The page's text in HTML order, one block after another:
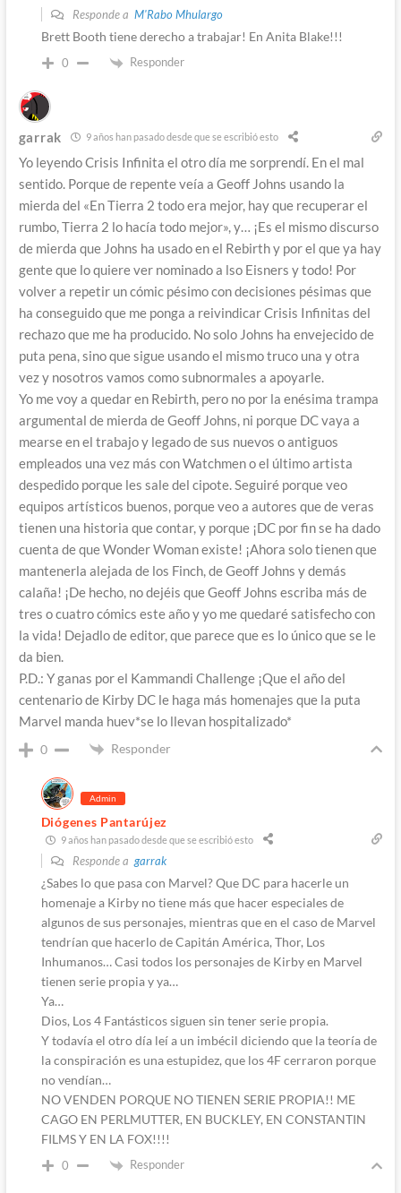
Responde a M'Rabo Mhulargo
Brett Booth tiene derecho a trabajar! En Anita Blake!!!
0 Responder
garrak 9 años han pasado desde que se escribió esto
Yo leyendo Crisis Infinita el otro día me sorprendí. En el mal
sentido. Porque de repente veía a Geoff Johns usando la
mierda del «En Tierra 2 todo era mejor, hay que recuperar el
rumbo, Tierra 2 lo hacía todo mejor», y… ¡Es el mismo discurso
de mierda que Johns ha usado en el Rebirth y por el que ya hay
gente que lo quiere ver nominado a lso Eisners y todo! Por
volver a repetir un cómic pésimo con decisiones pésimas que
ha conseguido que me ponga a reivindicar Crisis Infinitas del
rechazo que me ha producido. No solo Johns ha envejecido de
puta pena, sino que sigue usando el mismo truco una y otra
vez y nosotros vamos como subnormales a apoyarle.
Yo me voy a quedar en Rebirth, pero no por la enésima trampa
argumental de mierda de Geoff Johns, ni porque DC vaya a
mearse en el trabajo y legado de sus nuevos o antiguos
empleados una vez más con Watchmen o el último artista
despedido porque les sale del cipote. Seguiré porque veo
equipos artísticos buenos, porque veo a autores que de veras
tienen una historia que contar, y porque ¡DC por fin se ha dado
cuenta de que Wonder Woman existe! ¡Ahora solo tienen que
mantenerla alejada de los Finch, de Geoff Johns y demás
calaña! ¡De hecho, no dejéis que Geoff Johns escriba más de
tres o cuatro cómics este año y yo me quedaré satisfecho con
la vida! Dejadlo de editor, que parece que es lo único que se le
da bien.
P.D.: Y ganas por el Kammandi Challenge ¡Que el año del
centenario de Kirby DC le haga más homenajes que la puta
Marvel manda huev*se lo llevan hospitalizado*
0 Responder
Admin
Diógenes Pantarújez
9 años han pasado desde que se escribió esto
Responde a garrak
¿Sabes lo que pasa con Marvel? Que DC para hacerle un
homenaje a Kirby no tiene más que hacer especiales de
algunos de sus personajes, mientras que en el caso de Marvel
tendrían que hacerlo de Capitán América, Thor, Los
Inhumanos… Casi todos los personajes de Kirby en Marvel
tienen serie propia y ya…
Ya…
Dios, Los 4 Fantásticos siguen sin tener serie propia.
Y todavía el otro día leí a un imbécil diciendo que la teoría de
la conspiración es una estupidez, que los 4F cerraron porque
no vendían…
NO VENDEN PORQUE NO TIENEN SERIE PROPIA!! ME
CAGO EN PERLMUTTER, EN BUCKLEY, EN CONSTANTIN
FILMS Y EN LA FOX!!!!
0 Responder